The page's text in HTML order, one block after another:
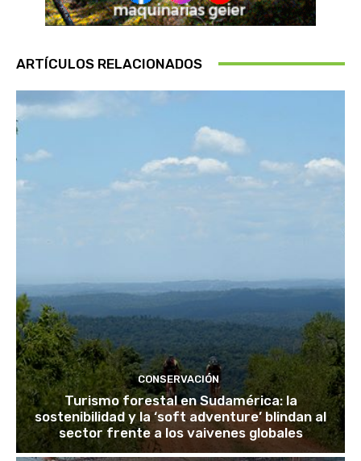
ARTÍCULOS RELACIONADOS
CONSERVACIÓN
Turismo forestal en Sudamérica: la
sostenibilidad y la ‘soft adventure’ blindan al
sector frente a los vaivenes globales